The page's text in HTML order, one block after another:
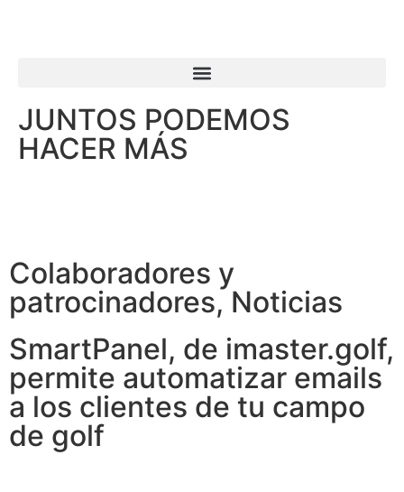
JUNTOS PODEMOS
HACER MÁS
Colaboradores y
patrocinadores, Noticias
SmartPanel, de imaster.golf,
permite automatizar emails
a los clientes de tu campo
de golf